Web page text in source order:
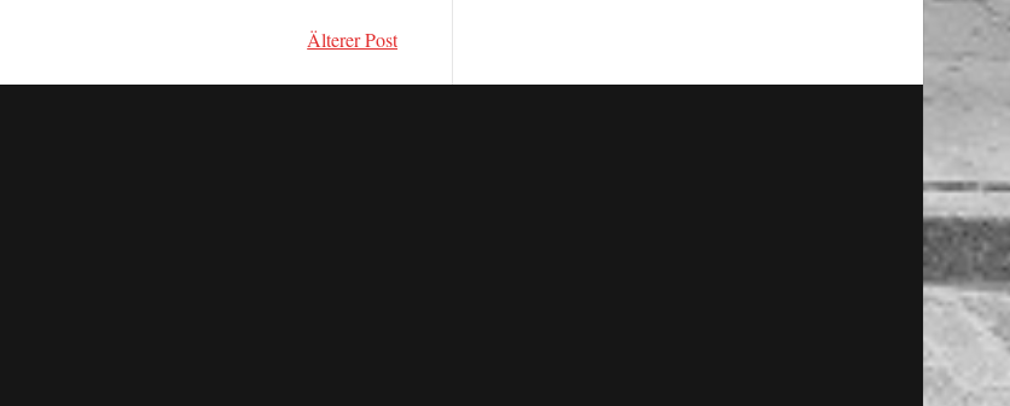
Älterer Post